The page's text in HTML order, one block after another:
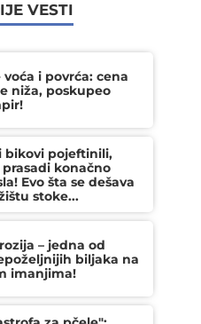
VESTI
voća i povrća: cena
niža, poskupeo
bikovi pojeftinili,
konačno
Evo šta se dešava
stoke...
– jedna od
biljaka na
imanjima!